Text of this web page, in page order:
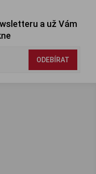
a už Vám
ODEBÍRAT